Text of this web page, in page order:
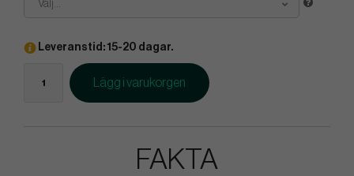
Välj...
Leveranstid: 15-20 dagar.
Lägg i varukorgen
FAKTA